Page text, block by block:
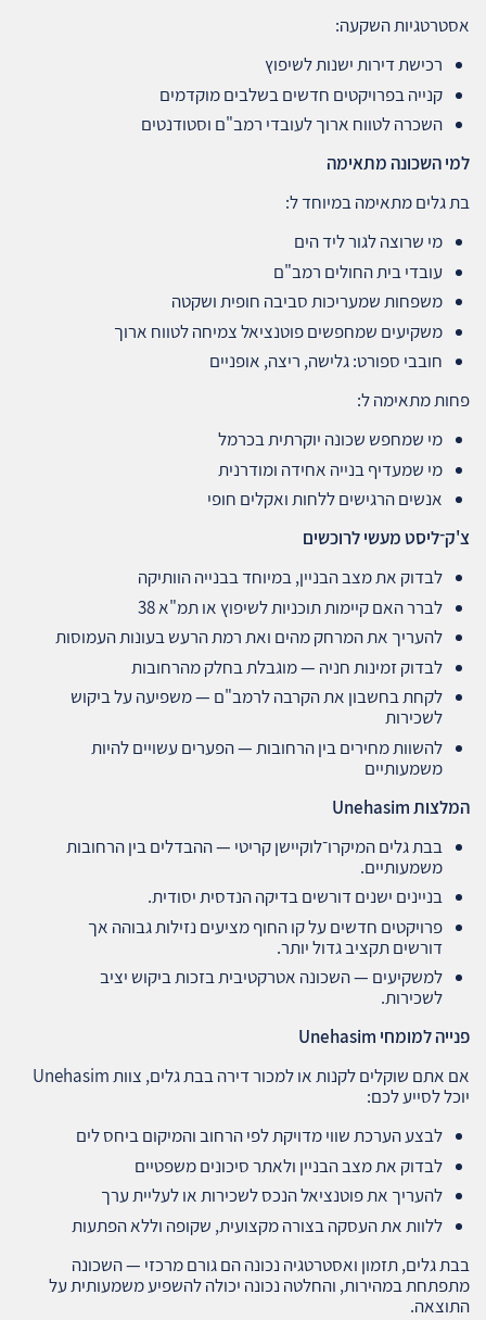
אסטרטגיות השקעה:
רכישת דירות ישנות לשיפוץ
קנייה בפרויקטים חדשים בשלבים מוקדמים
השכרה לטווח ארוך לעובדי רמב"ם וסטודנטים
למי השכונה מתאימה
בת גלים מתאימה במיוחד ל:
מי שרוצה לגור ליד הים
עובדי בית החולים רמב"ם
משפחות שמעריכות סביבה חופית ושקטה
משקיעים שמחפשים פוטנציאל צמיחה לטווח ארוך
חובבי ספורט: גלישה, ריצה, אופניים
פחות מתאימה ל:
מי שמחפש שכונה יוקרתית בכרמל
מי שמעדיף בנייה אחידה ומודרנית
אנשים הרגישים ללחות ואקלים חופי
צ'ק־ליסט מעשי לרוכשים
לבדוק את מצב הבניין, במיוחד בבנייה הוותיקה
לברר האם קיימות תוכניות לשיפוץ או תמ"א 38
להעריך את המרחק מהים ואת רמת הרעש בעונות העמוסות
לבדוק זמינות חניה — מוגבלת בחלק מהרחובות
לקחת בחשבון את הקרבה לרמב"ם — משפיעה על ביקוש
לשכירות
להשוות מחירים בין הרחובות — הפערים עשויים להיות
משמעותיים
המלצות
בבת גלים המיקרו־לוקיישן קריטי — ההבדלים בין הרחובות
משמעותיים.
בניינים ישנים דורשים בדיקה הנדסית יסודית.
פרויקטים חדשים על קו החוף מציעים נזילות גבוהה אך
דורשים תקציב גדול יותר.
למשקיעים — השכונה אטרקטיבית בזכות ביקוש יציב
לשכירות.
פנייה למומחי
אם אתם שוקלים לקנות או למכור דירה בבת גלים, צוות Unehasim
יוכל לסייע לכם:
לבצע הערכת שווי מדויקת לפי הרחוב והמיקום ביחס לים
לבדוק את מצב הבניין ולאתר סיכונים משפטיים
להעריך את פוטנציאל הנכס לשכירות או לעליית ערך
ללוות את העסקה בצורה מקצועית, שקופה וללא הפתעות
בבת גלים, תזמון ואסטרטגיה נכונה הם גורם מרכזי — השכונה
מתפתחת במהירות, והחלטה נכונה יכולה להשפיע משמעותית על
התוצאה.